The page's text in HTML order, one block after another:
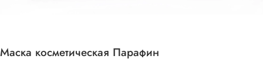
Маска косметическая Парафин